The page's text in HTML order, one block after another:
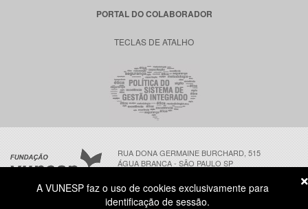
PORTAL DO COLABORADOR
TECLAS DE ATALHO
RUA DONA GERMAINE BURCHARD, 515
ÁGUA BRANCA - SÃO PAULO SP
A VUNESP faz o uso de cookies exclusivamente para
identificação de sessão.